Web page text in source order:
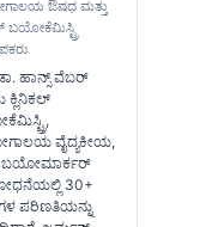
ಔಷಧ ಮತ್ತು
ಬಯೋಕೆಮಿಸ್ಟ್ರಿ
ಹಾನ್ಸ್ ವೆಬರ್
ಕ್ಲಿನಿಕಲ್
ವೈದ್ಯಕೀಯ,
ಬಯೋಮಾರ್ಕರ್
30+
ಪರಿಣತಿಯನ್ನು